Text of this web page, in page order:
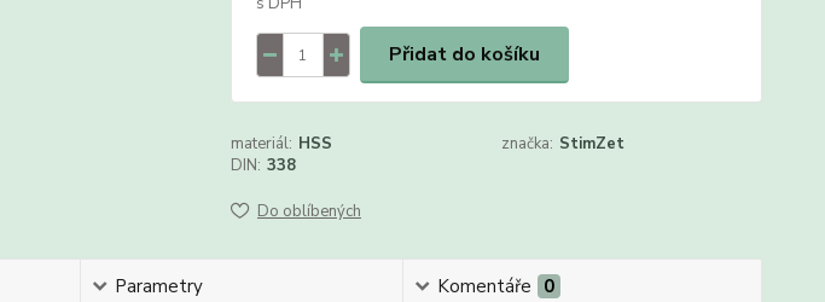
Přidat do košíku
materiál: HSS značka: StimZet
DIN: 338
Do oblíbených
Parametry Komentáře 0